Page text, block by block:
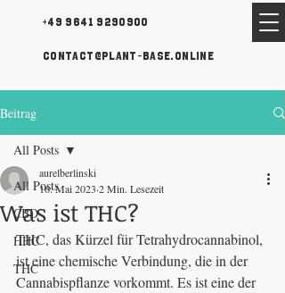
+49 9641 9290900
contact@plant-base.online
Beitrag
All Posts
CBD
HHC
THC
All Posts
Was ist THC?
aurelberlinski
16. Mai 2023 2 Min. Lesezeit
THC, das Kürzel für Tetrahydrocannabinol,
ist eine chemische Verbindung, die in der
Cannabispflanze vorkommt. Es ist eine der